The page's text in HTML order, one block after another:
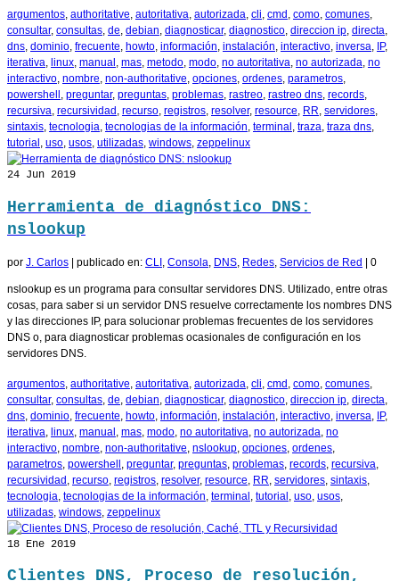
argumentos authoritative autoritativa autorizada cli cmd como comunes
consultar, consultas de debian diagnosticar, diagnostico direccion ip directa
dns dominio frecuente howto información instalación interactivo inversa IP,
iterativa linux manual mas metodo modo no autoritativa no autorizada no
interactivo nombre non-authoritative opciones ordenes parametros
powershell preguntar, preguntas problemas rastreo rastreo dns records
recursiva recursividad recurso registros resolver, resource RR servidores
sintaxis tecnologia tecnologias de la información terminal traza traza dns
tutorial uso usos utilizadas windows zeppelinux
24 Jun 2019
Herramienta de diagnóstico DNS:
nslookup
por J. Carlos | publicado en: CLI Consola DNS Redes Servicios de Red | 0
nslookup es un programa para consultar servidores DNS. Utilizado, entre otras
cosas, para saber si un servidor DNS resuelve correctamente los nombres DNS
y las direcciones IP, para solucionar problemas frecuentes de los servidores
DNS o, para diagnosticar problemas ocasionales de configuración en los
servidores DNS.
argumentos authoritative autoritativa autorizada cli cmd como comunes
consultar, consultas de debian diagnosticar, diagnostico direccion ip directa
dns dominio frecuente howto información instalación interactivo inversa IP,
iterativa linux manual mas modo no autoritativa no autorizada no
interactivo nombre non-authoritative nslookup opciones ordenes
parametros powershell preguntar, preguntas problemas records recursiva
recursividad recurso registros resolver, resource RR servidores sintaxis
tecnologia tecnologias de la información terminal tutorial uso usos
utilizadas windows zeppelinux
18 Ene 2019
Clientes DNS, Proceso de resolución,